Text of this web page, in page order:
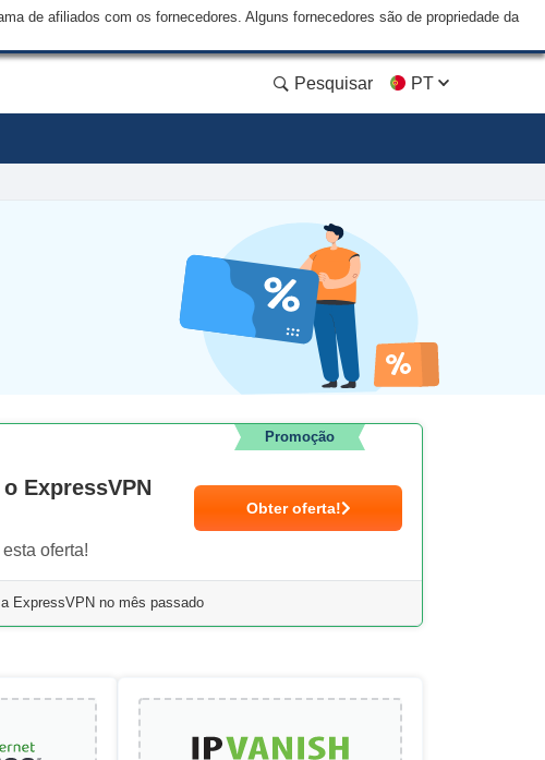
de afiliados com os fornecedores. Alguns fornecedores são de propriedade da
Pesquisar PT
ExpressVPN
oferta!
Obter oferta!
Promoção
ExpressVPN no mês passado